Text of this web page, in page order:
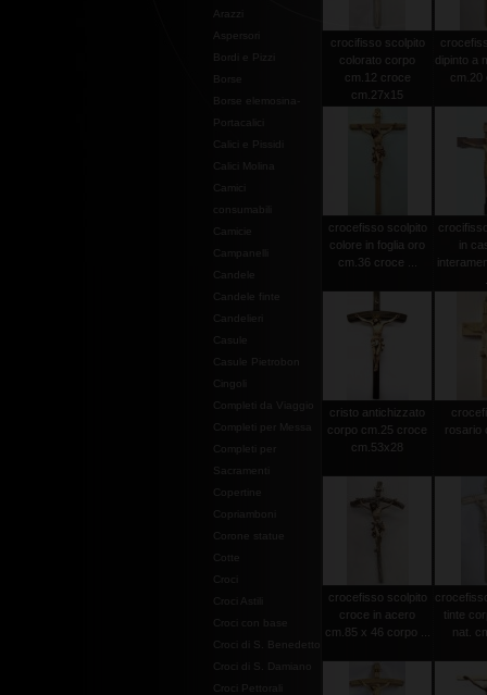
Arazzi
Aspersori
Bordi e Pizzi
Borse
Borse elemosina-
Portacalici
Calici e Pissidi
Calici Molina
Campanelli
Candele
Candele finte
Candelieri
Casule
Casule Pietrobon
Cingoli
Completi da Viaggio
Completi per Messa
Completi per
Sacramenti
Copertine
Copriamboni
Corone statue
Cotte
Croci
Croci Astili
Croci con base
Croci di S. Benedetto
Croci di S. Damiano
Croci Pettorali
crocifisso scolpito
colorato corpo
cm.12 croce
cm.27x15
dipinto a
cm.20
crocefisso scolpito
colore in foglia oro
cm.36 croce ...
in
cristo antichizzato
corpo cm.25 croce
cm.53x28
rosario
crocefisso scolpito
croce in acero
cm.85 x 46 corpo ...
tinte
nat.